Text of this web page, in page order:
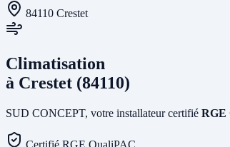
84110 Crestet
Climatisation
à Crestet (84110)
SUD CONCEPT, votre installateur certifié RGE
Certifié RGE QualiPAC